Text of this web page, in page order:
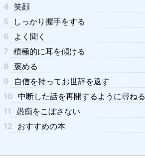
4 笑顔
5
しっかり握手をする
6
よく聞く
7 積極的に耳を傾ける
8 褒める
9
自信を持ってお世辞を返す
10 中断した話を再開するように尋ねる
11
愚痴をこぼさない
12 おすすめの本